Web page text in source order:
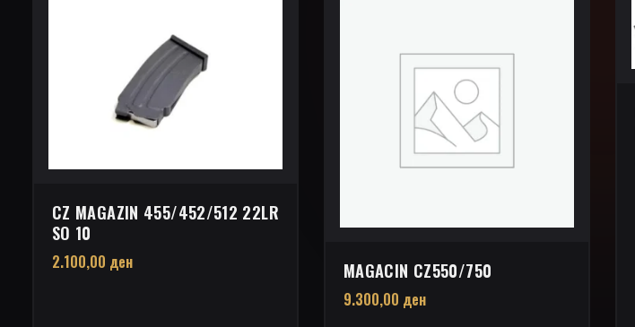
CZ MAGAZIN 455/452/512 22LR
SO 10
2.100,00 ден MAGACIN CZ550/750
9.300,00 ден